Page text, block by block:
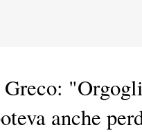
anche